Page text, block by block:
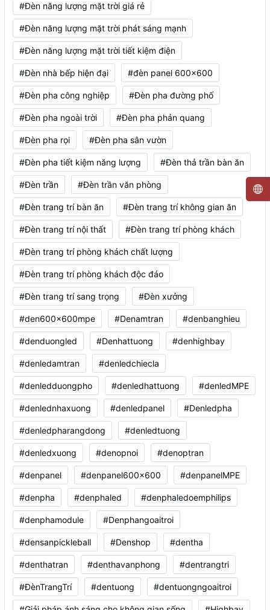
#Đèn năng lượng mặt trời giá rẻ
#Đèn năng lượng mặt trời phát sáng mạnh
#Đèn năng lượng mặt trời tiết kiệm điện
#Đèn nhà bếp hiện đại #đèn panel 600x600
#Đèn pha công nghiệp #Đèn pha đường phố
#Đèn pha ngoài trời #Đèn pha phản quang
#Đèn pha rọi #Đèn pha sân vườn
#Đèn pha tiết kiệm năng lượng #Đèn thả trần bàn ăn
#Đèn trần #Đèn trần văn phòng
#Đèn trang trí bàn ăn #Đèn trang trí không gian ăn
#Đèn trang trí nội thất #Đèn trang trí phòng khách
#Đèn trang trí phòng khách chất lượng
#Đèn trang trí phòng khách độc đáo
#Đèn trang trí sang trọng #Đèn xưởng
#den600x600mpe #Denamtran #denbanghieu
#denduongled #Denhattuong #denhighbay
#denledamtran #denledchiecla
#denledduongpho #denledhattuong #denledMPE
#denlednhaxuong #denledpanel #Denledpha
#denledpharangdong #denledtuong
#denledxuong #denopnoi #denoptran
#denpanel #denpanel600x600 #denpanelMPE
#denpha #denphaled #denphaledoemphilips
#denphamodule #Denphangoaitroi
#densanpickleball #Denshop #dentha
#denthatran #denthavanphong #dentrangtri
#ĐènTrangTrí #dentuong #dentuongngoaitroi